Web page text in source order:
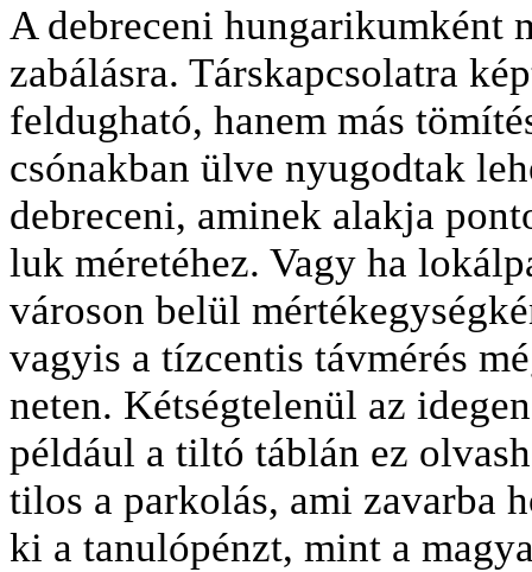
A debreceni hungarikumként
zabálásra. Társkapcsolatra
feldugható, hanem más
csónakban ülve nyugodtak
debreceni, aminek alakja
luk méretéhez. Vagy ha
városon belül
vagyis a tízcentis távmérés
neten. Kétségtelenül az
például a tiltó táblán ez
tilos a parkolás, ami zavarba
ki a tanulópénzt, mint a